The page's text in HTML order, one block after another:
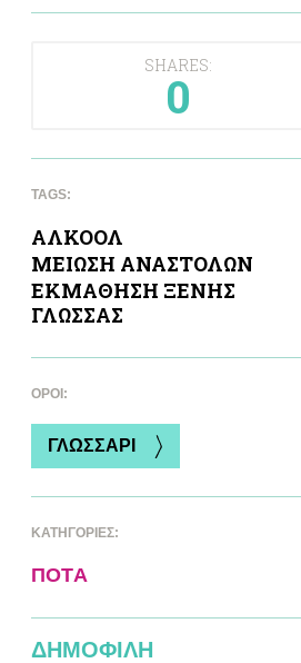
SHARES:
0
TAGS:
ΑΛΚΟΟΛ
ΜΕΙΩΣΗ ΑΝΑΣΤΟΛΩΝ
ΕΚΜAΘΗΣΗ ΞΕΝΗΣ
ΓΛΩΣΣΑΣ
ΌΡΟΙ:
ΓΛΩΣΣΑΡΙ
ΚΑΤΗΓΟΡΙΕΣ:
ΠΟΤA
ΔΗΜΟΦΙΛΗ